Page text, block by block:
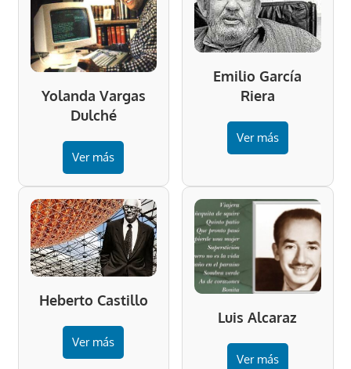
Yolanda Vargas
Dulché
Ver más
Emilio García
Riera
Ver más
Heberto Castillo
Ver más
Luis Alcaraz
Ver más